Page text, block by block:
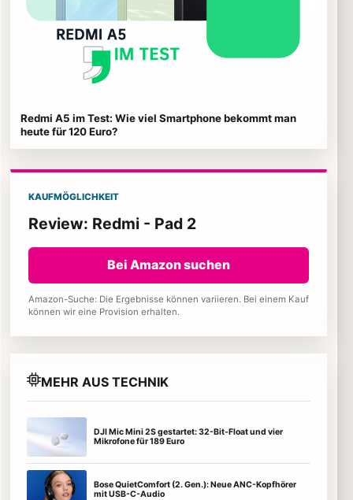
Redmi A5 im Test: Wie viel Smartphone bekommt man
heute für 120 Euro?
KAUFMÖGLICHKEIT
Review: Redmi - Pad 2
Bei Amazon suchen
Amazon-Suche: Die Ergebnisse können variieren. Bei einem Kauf
können wir eine Provision erhalten.
MEHR AUS TECHNIK
DJI Mic Mini 2S gestartet: 32-Bit-Float und vier
Mikrofone für 189 Euro
Bose QuietComfort (2. Gen.): Neue ANC-Kopfhörer
mit USB-C-Audio